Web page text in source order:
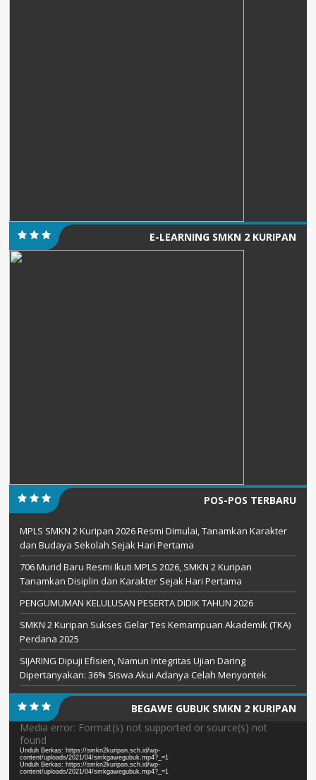
E-LEARNING SMKN 2 KURIPAN
POS-POS TERBARU
MPLS SMKN 2 Kuripan 2026 Resmi Dimulai, Tanamkan Karakter
dan Budaya Sekolah Sejak Hari Pertama
706 Murid Baru Resmi Ikuti MPLS 2026, SMKN 2 Kuripan
Tanamkan Disiplin dan Karakter Sejak Hari Pertama
PENGUMUMAN KELULUSAN PESERTA DIDIK TAHUN 2026
SMKN 2 Kuripan Sukses Gelar Tes Kemampuan Akademik (TKA)
Perdana 2025
SIJARING Dipuji Efisien, Namun Integritas Ujian Daring
Dipertanyakan: 36% Siswa Akui Adanya Celah Menyontek
BEGAWE GUBUK SMKN 2 KURIPAN
Pemutar
Video
Media error: Format(s) not supported or source(s) not
found
Unduh Berkas: https://smkn2kuripan.sch.id/wp-
content/uploads/2021/04/smkgawegubuk.mp4?_=1
Unduh Berkas: https://smkn2kuripan.sch.id/wp-
content/uploads/2021/04/smkgawegubuk.mp4?_=1